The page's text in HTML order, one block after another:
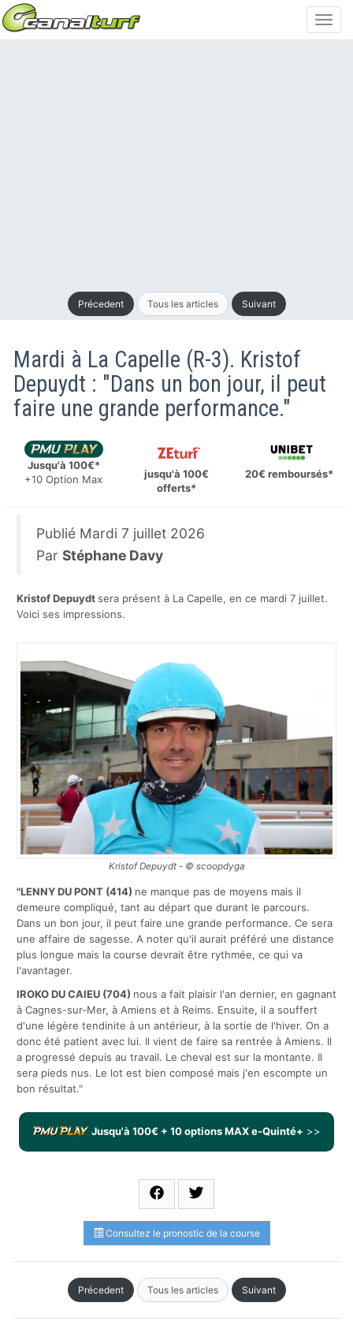
Précedent Tous les articles Suivant
Mardi à La Capelle (R-3). Kristof
Depuydt : "Dans un bon jour, il peut
faire une grande performance."
Jusqu'à 100€*
+10 Option Max
jusqu'à 100€
offerts*
20€ remboursés*
Publié Mardi 7 juillet 2026
Par Stéphane Davy
Kristof Depuydtsera présent à La Capelle, en ce mardi 7 juillet.
Voici ses impressions.
Kristof Depuydt - © scoopdyga
"LENNY DU PONT (414) ne manque pas de moyens mais il
demeure compliqué, tant au départ que durant le parcours.
Dans un bon jour, il peut faire une grande performance. Ce sera
une affaire de sagesse. A noter qu'il aurait préféré une distance
plus longue mais la course devrait être rythmée, ce qui va
l'avantager.
IROKO DU CAIEU (704) nous a fait plaisir l'an dernier, en gagnant
à Cagnes-sur-Mer, à Amiens et à Reims. Ensuite, il a souffert
d'une légère tendinite à un antérieur, à la sortie de l'hiver. On a
donc été patient avec lui. Il vient de faire sa rentrée à Amiens. Il
a progressé depuis au travail. Le cheval est sur la montante. Il
sera pieds nus. Le lot est bien composé mais j'en escompte un
bon résultat."
Jusqu'à 100€ + 10 options MAX e-Quinté+ >>
Consultez le pronostic de la course
Précedent Tous les articles Suivant